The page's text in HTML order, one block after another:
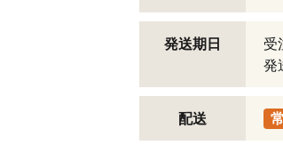
発送期日
受
発
配送